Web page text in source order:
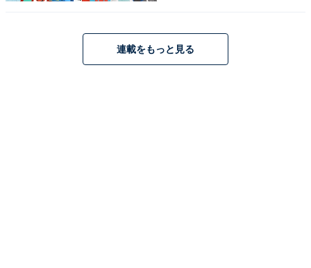
連載をもっと見る